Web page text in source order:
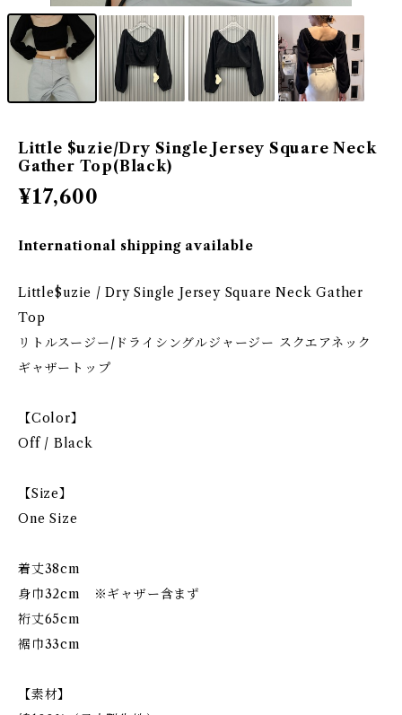
Little $uzie/Dry Single Jersey Square Neck
Gather Top(Black)
¥17,600
International shipping available
Little$uzie / Dry Single Jersey Square Neck Gather
Top
リトルスージー/ドライシングルジャージー スクエアネック
ギャザートップ
【Color】
Off / Black
【Size】
One Size
着丈38cm
身巾32cm ※ギャザー含まず
裄丈65cm
裾巾33cm
【素材】